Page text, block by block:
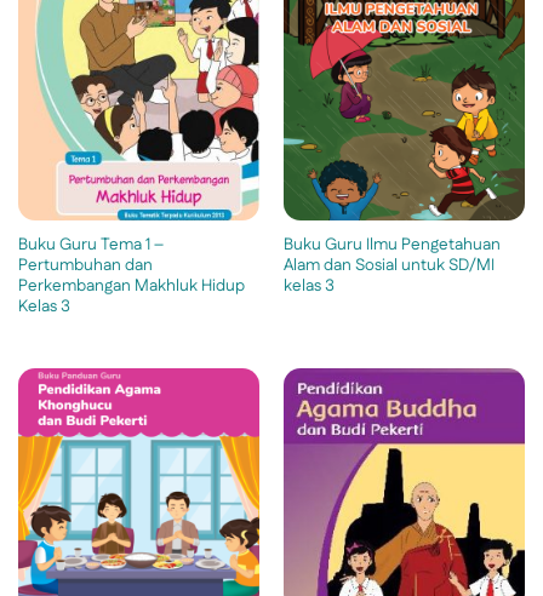
Buku Guru Tema 1 –
Pertumbuhan dan
Perkembangan Makhluk Hidup
Kelas 3
Buku Guru Ilmu Pengetahuan
Alam dan Sosial untuk SD/MI
kelas 3